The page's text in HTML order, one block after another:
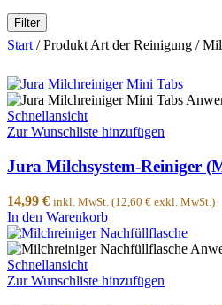
Filter
Start / Produkt Art der Reinigung /
Schnellansicht
Zur Wunschliste hinzufügen
Jura Milchsystem-Reiniger
14,99 € inkl. MwSt. (12,60 € exkl. MwSt.)
In den Warenkorb
Schnellansicht
Zur Wunschliste hinzufügen